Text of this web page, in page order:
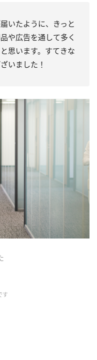
いたように、きっと
や広告を通して多く
思います。すてきな
いました！
す